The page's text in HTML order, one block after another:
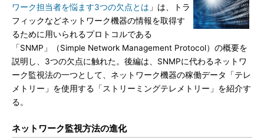
ワーク担当者を悩ます3つの欠点とは 」は、トラ
フィックなどネットワーク機器の情報を取得す
るために用いられるプロトコルである
「SNMP」（Simple Network Management Protocol）の概要を
説明し、3つの欠点に触れた。後編は、SNMPに代わるネットワ
ーク監視法の一つとして、ネットワーク機器の稼働データ「テレ
メトリー」を使用する「ストリーミングテレメトリー」を紹介す
る。
ネットワーク監視方法の進化